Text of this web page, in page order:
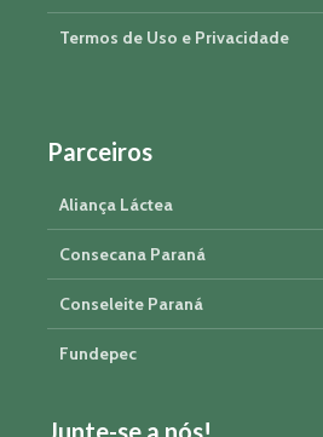
Termos de Uso e Privacidade
Parceiros
Aliança Láctea
Consecana Paraná
Conseleite Paraná
Fundepec
Junte-se a nós!